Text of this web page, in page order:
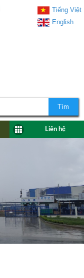
Tiếng Việt
English
Tìm
Liên hệ